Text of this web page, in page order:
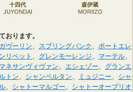
十四代
JUYONDAI
森伊蔵
MORIIZO
おります。
ヴーリン スプリングバンク
ポートエレ
リベット グレンモーレンジ マーテル
ネサンヴィヴァン エシェゾー
グランエ
トン シャンベルタン ミュジニー
シャ
シャトーマルゴー
シャトーオーブリオ